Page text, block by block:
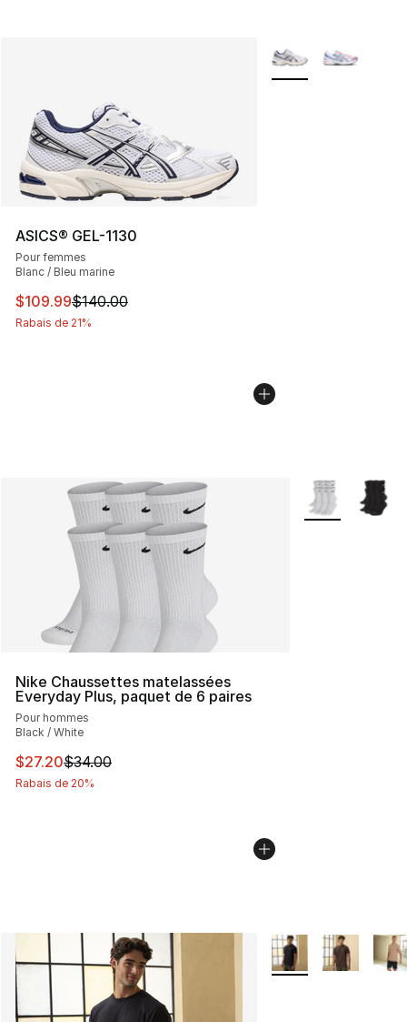
ASICS® GEL-1130
Pour femmes
Blanc / Bleu marine
Cet article est en solde. Le prix est passé de $140.00 à
$109.99$140.00
Rabais de 21%
Plus de couleurs
Nike Chaussettes matelassées
Everyday Plus, paquet de 6 paires
Pour hommes
Black / White
Cet article est en solde. Le prix est passé de $34.00 à
$27.20$34.00
Rabais de 20%
Plus de
Plus de couleurs